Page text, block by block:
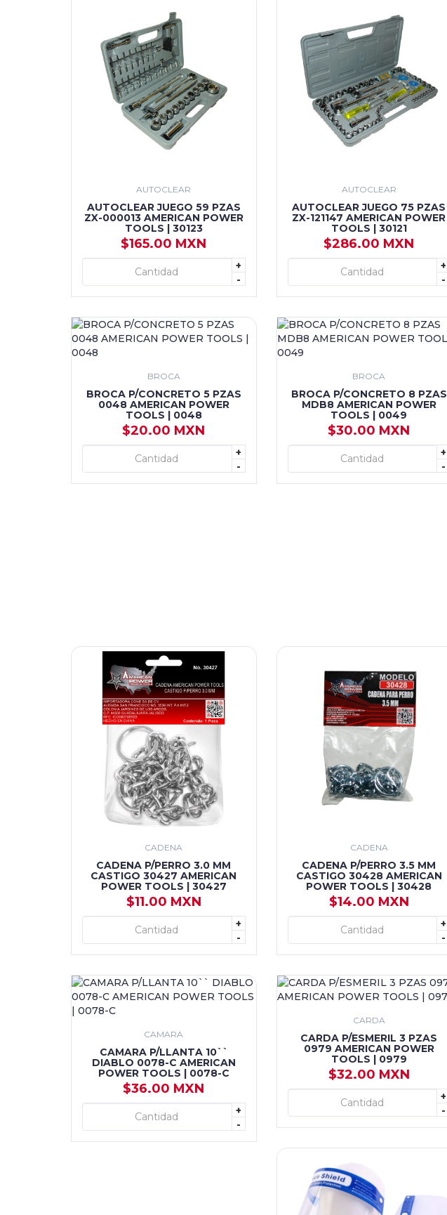
AUTOCLEAR
AUTOCLEAR JUEGO 59 PZAS
ZX-000013 AMERICAN POWER
TOOLS | 30123
$165.00 MXN
+
-
+ AGREGAR
AUTOCLEAR
AUTOCLEAR JUEGO 75 PZAS
ZX-121147 AMERICAN POWER
TOOLS | 30121
$286.00 MXN
+
-
+ AGREGAR
BROCA
BROCA P/CONCRETO 5 PZAS
0048 AMERICAN POWER
TOOLS | 0048
$20.00 MXN
+
-
+ AGREGAR
BROCA
BROCA P/CONCRETO 8 PZAS
MDB8 AMERICAN POWER
TOOLS | 0049
$30.00 MXN
+
-
+ AGREGAR
CADENA
CADENA P/PERRO 3.0 MM
CASTIGO 30427 AMERICAN
POWER TOOLS | 30427
$11.00 MXN
+
-
+ AGREGAR
CADENA
CADENA P/PERRO 3.5 MM
CASTIGO 30428 AMERICAN
POWER TOOLS | 30428
$14.00 MXN
+
-
+ AGREGAR
CAMARA
CAMARA P/LLANTA 10``
DIABLO 0078-C AMERICAN
POWER TOOLS | 0078-C
$36.00 MXN
+
-
+ AGREGAR
CARDA
CARDA P/ESMERIL 3 PZAS
0979 AMERICAN POWER
TOOLS | 0979
$32.00 MXN
+
-
+ AGREGAR